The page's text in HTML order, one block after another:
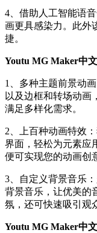
4、借助人工智能语
画更具感染力。此外
捷。
Youtu MG Maker中
1、多种主题前景动
以及边框和转场动画
满足多样化需求。
2、上百种动画特效
界面，轻松为元素应
便可实现您的动画创
3、自定义背景音乐
背景音乐，让优美的
氛，还可快速吸引观
Youtu MG Maker中